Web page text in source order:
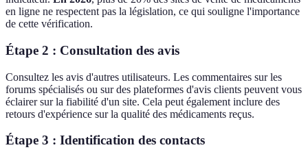
en ligne ne respectent pas la législation, ce qui souligne l'importance
de cette vérification.
Étape 2 : Consultation des avis
Consultez les avis d'autres utilisateurs. Les commentaires sur les
forums spécialisés ou sur des plateformes d'avis clients peuvent vous
éclairer sur la fiabilité d'un site. Cela peut également inclure des
retours d'expérience sur la qualité des médicaments reçus.
Étape 3 : Identification des contacts